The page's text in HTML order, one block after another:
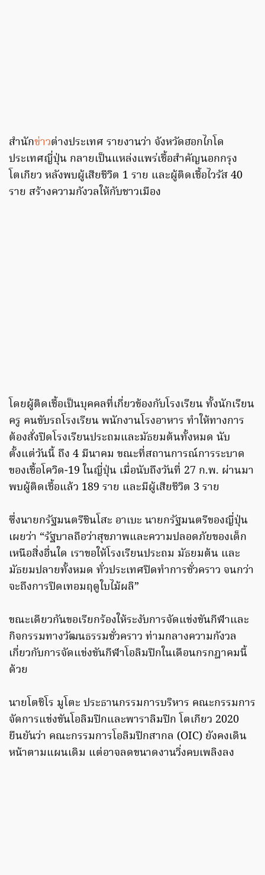
สำนักข่าวต่างประเทศ รายงานว่า จังหวัดฮอกไกโด
ประเทศญี่ปุ่น กลายเป็นแหล่งแพร่เชื้อสำคัญนอกกรุง
โตเกียว หลังพบผู้เสียชีวิต 1 ราย และผู้ติดเชื้อไวรัส 40
ราย สร้างความกังวลให้กับชาวเมือง
โดยผู้ติดเชื้อเป็นบุคคลที่เกี่ยวข้องกับโรงเรียน ทั้งนักเรียน
ครู คนขับรถโรงเรียน พนักงานโรงอาหาร ทำให้ทางการ
ต้องสั่งปิดโรงเรียนประถมและมัธยมต้นทั้งหมด นับ
ตั้งแต่วันนี้ ถึง 4 มีนาคม ขณะที่สถานการณ์การระบาด
ของเชื้อโควิด-19 ในญี่ปุ่น เมื่อนับถึงวันที่ 27 ก.พ. ผ่านมา
พบผู้ติดเชื้อแล้ว 189 ราย และมีผู้เสียชีวิต 3 ราย
ซึ่งนายกรัฐมนตรีชินโสะ อาเบะ นายกรัฐมนตรีของญี่ปุ่น
เผยว่า “รัฐบาลถือว่าสุขภาพและความปลอดภัยของเด็ก
เหนือสิ่งอื่นใด เราขอให้โรงเรียนประถม มัธยมต้น และ
มัธยมปลายทั้งหมด ทั่วประเทศปิดทำการชั่วคราว จนกว่า
จะถึงการปิดเทอมฤดูใบไม้ผลิ”
ขณะเดียวกันขอเรียกร้องให้ระงับการจัดแข่งขันกีฬาและ
กิจกรรมทางวัฒนธรรมชั่วคราว ท่ามกลางความกังวล
เกี่ยวกับการจัดแข่งขันกีฬาโอลิมปิกในเดือนกรกฎาคมนี้
ด้วย
นายโตชิโร มูโตะ ประธานกรรมการบริหาร คณะกรรมการ
จัดการแข่งขันโอลิมปิกและพาราลิมปิก โตเกียว 2020
ยืนยันว่า คณะกรรมการโอลิมปิกสากล (OIC) ยังคงเดิน
หน้าตามแผนเดิม แต่อาจลดขนาดงานวิ่งคบเพลิงลง